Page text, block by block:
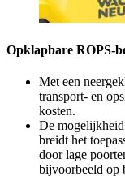
Opklapbare ROPS-
Met een
transport- en
kosten.
De
breidt het
door lage
bijvoorbeeld op